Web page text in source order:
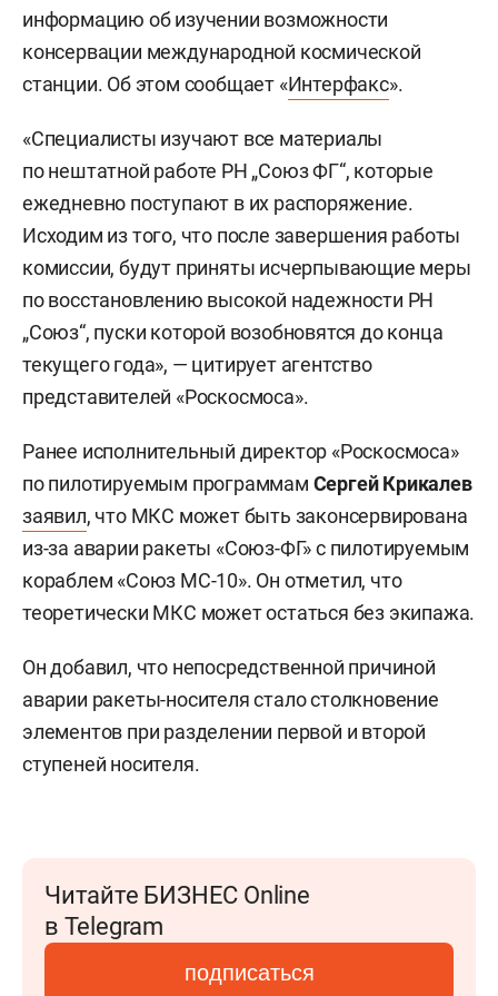
информацию об изучении возможности
консервации международной космической
станции. Об этом сообщает «Интерфакс».
«Специалисты изучают все материалы
по нештатной работе РН „Союз ФГ“, которые
ежедневно поступают в их распоряжение.
Исходим из того, что после завершения работы
комиссии, будут приняты исчерпывающие меры
по восстановлению высокой надежности РН
„Союз“, пуски которой возобновятся до конца
текущего года», — цитирует агентство
представителей «Роскосмоса».
Ранее исполнительный директор «Роскосмоса»
по пилотируемым программам Сергей Крикалев
заявил, что МКС может быть законсервирована
из-за аварии ракеты «Союз-ФГ» с пилотируемым
кораблем «Союз МС-10». Он отметил, что
теоретически МКС может остаться без экипажа.
Он добавил, что непосредственной причиной
аварии ракеты-носителя стало столкновение
элементов при разделении первой и второй
ступеней носителя.
Читайте БИЗНЕС Online
в Telegram
подписаться